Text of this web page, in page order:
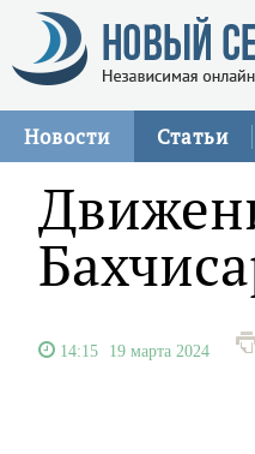
Новости Статьи
14:15 19 марта 2024